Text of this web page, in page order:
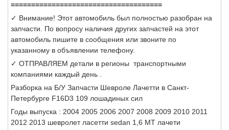
=====================================
✓ Внимание! Этот автомобиль был полностью разобран на
запчасти. По вопросу наличия других запчастей на этот
автомобиль пишите в сообщения или звоните по
указанному в объявлении телефону.
✓ ОТПРАВЛЯЕМ детали в регионы транспортными
компаниями каждый день .
Разборка на Б/У Запчасти Шевроле Лачетти в Санкт-
Петербурге F16D3 109 лошадиных сил
Годы выпуска : 2004 2005 2006 2007 2008 2009 2010 2011
2012 2013 шевролет ласетти sedan 1,6 МТ лачети